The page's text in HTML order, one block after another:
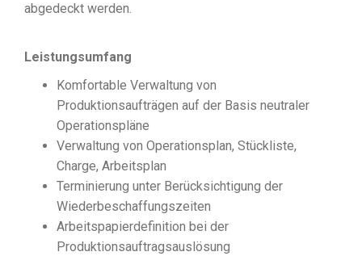
abgedeckt werden.
Leistungsumfang
Komfortable Verwaltung von
Produktionsaufträgen auf der Basis neutraler
Operationspläne
Verwaltung von Operationsplan, Stückliste,
Charge, Arbeitsplan
Terminierung unter Berücksichtigung der
Wiederbeschaffungszeiten
Arbeitspapierdefinition bei der
Produktionsauftragsauslösung